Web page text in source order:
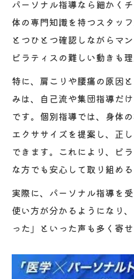
ピラティスで苦手
体制
整体とピラティスの相
整体とピラティス
体
ピラティスを活か
整体×ピラティス
ピラティス併用
理由
健康維持に役立つ
術
パーソナル指導なら細かく
体の専門知識を持つスタッ
とつひとつ確認しながらマ
ピラティスの難しい動きも
特に、肩こりや腰痛の原因
みは、自己流や集団指導だ
です。個別指導では、身体
エクササイズを提案し、正
できます。これにより、ピ
な方でも安心して取り組め
実際に、パーソナル指導を
使い方が分かるようになり
った」といった声も多く寄せ